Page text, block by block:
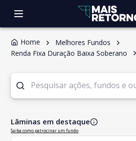
Home
Melhores Fundos
Renda Fixa Duração Baixa Soberano
Lâminas em destaque
Saiba como patrocinar um fundo